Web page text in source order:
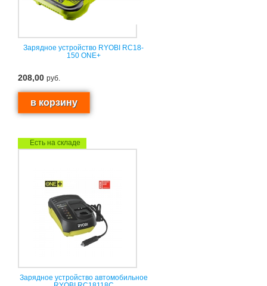
Зарядное устройство RYOBI RC18-
150 ONE+
208,00 руб.
Есть на складе
Зарядное устройство автомобильное